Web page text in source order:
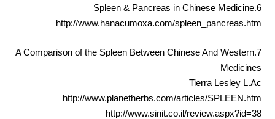
6.Spleen & Pancreas in Chinese Medicine
http://www.hanacumoxa.com/spleen_pancreas.htm
7.A Comparison of the Spleen Between Chinese And Western
Medicines
Tierra Lesley L.Ac
http://www.planetherbs.com/articles/SPLEEN.htm
http://www.sinit.co.il/review.aspx?id=38